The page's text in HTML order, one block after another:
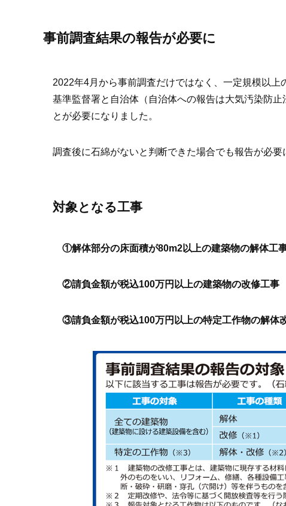
事前調査結果の報告が必要に
2022年4月から事前調査だけではなく、一定規模以
基準監督署と自治体（自治体への報告は大気汚染防
とが必要になりました。
調査後に石綿がないと判断できた場合でも報告が必要
対象となる工事
①解体部分の床面積が80m2以上の建築物の解体工
②請負金額が税込100万円以上の建築物の改修工事
③請負金額が税込100万円以上の特定工作物の解体